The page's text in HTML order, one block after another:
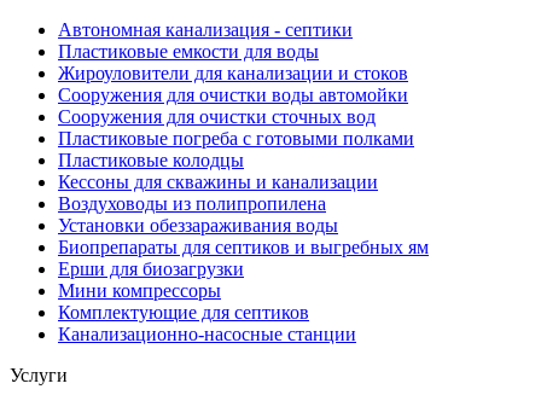
Автономная канализация - септики
Пластиковые емкости для воды
Жироуловители для канализации и стоков
Сооружения для очистки воды автомойки
Сооружения для очистки сточных вод
Пластиковые погреба с готовыми полками
Пластиковые колодцы
Кессоны для скважины и канализации
Воздуховоды из полипропилена
Установки обеззараживания воды
Биопрепараты для септиков и выгребных ям
Ерши для биозагрузки
Мини компрессоры
Комплектующие для септиков
Канализационно-насосные станции
Услуги